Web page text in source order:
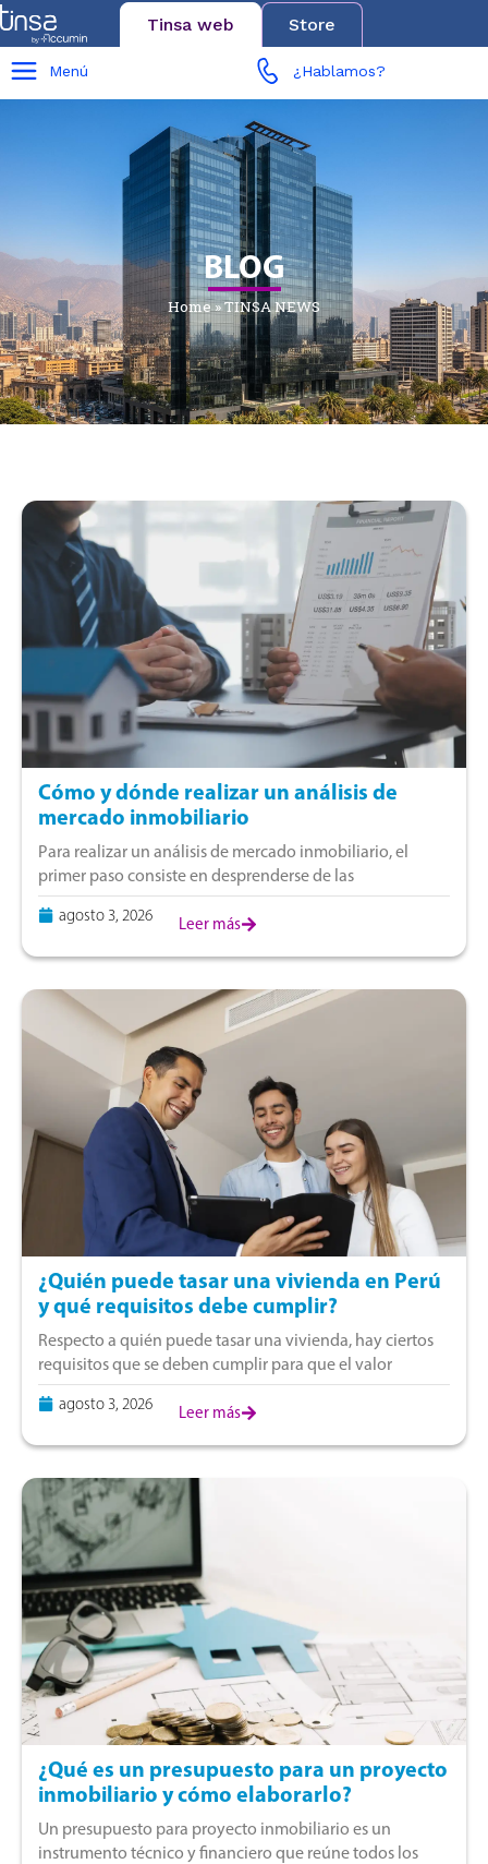
Tinsa web Store
Menú ¿Hablamos?
BLOG
Home»TINSA NEWS
Cómo y dónde realizar un análisis de
mercado inmobiliario
Para realizar un análisis de mercado inmobiliario, el
primer paso consiste en desprenderse de las
suposiciones y centrarse en la realidad técnica del
terreno peruano. En nuestra coyuntura local, donde
agosto 3, 2026 Leer más
¿Quién puede tasar una vivienda en Perú
y qué requisitos debe cumplir?
Respecto a quién puede tasar una vivienda, hay ciertos
requisitos que se deben cumplir para que el valor
obtenido tenga validez técnica y legal. Si estás pensando
en vender, comprar
agosto 3, 2026 Leer más
¿Qué es un presupuesto para un proyecto
inmobiliario y cómo elaborarlo?
Un presupuesto para proyecto inmobiliario es un
instrumento técnico y financiero que reúne todos los